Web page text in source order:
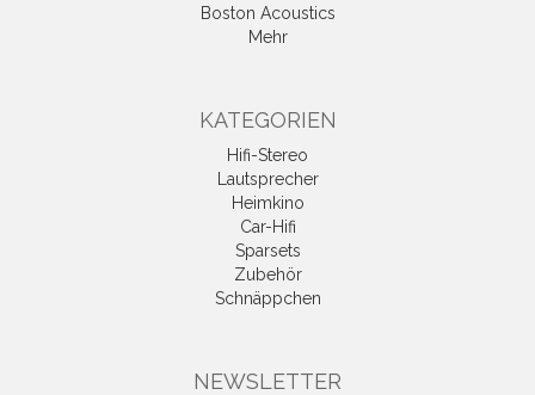
Boston Acoustics
Mehr
KATEGORIEN
Hifi-Stereo
Lautsprecher
Heimkino
Car-Hifi
Sparsets
Zubehör
Schnäppchen
NEWSLETTER